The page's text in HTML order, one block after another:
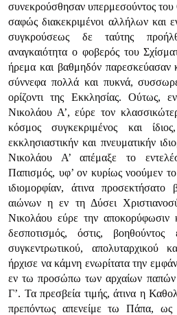
συνεκρούσθησαν υπερμεσούντος
σαφώς διακεκριμένοι αλλήλων και
συγκρούσεως δε ταύτης
αναγκαιότητα ο φοβερός του
ήρεμα και βαθμηδόν παρεσκεύασαν
σύννεφα πολλά και πυκνά,
ορίζοντι της Εκκλησίας.
Νικολάου Α’, εύρε τον
κόσμος συγκεκριμένος και
εκκλησιαστικήν και πνευματικήν
Νικολάου Α’ απέμαξε το
Παπισμός, υφ’ ον κυρίως νοούμεν
ιδιομορφίαν, άτινα
αιώνων η εν τη Δύσει
Νικολάου εύρε την αποκορύφωσιν
δεσποτισμός, όστις, βοηθούντος
συγκεντρωτικού, απολυταρχικού
ήρχισε να κάμνη ενωρίτατα την
εν τω προσώπω των αρχαίων παπών
Γ’. Τα πρεσβεία τιμής, άτινα η
πρεπόντως απενείμε τω Πάπα, ως